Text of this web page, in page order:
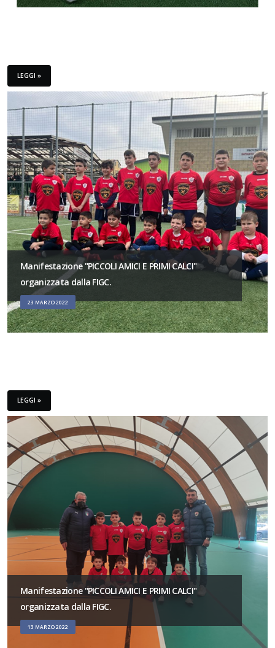
LEGGI »
Manifestazione "PICCOLI AMICI E PRIMI CALCI"
organizzata dalla FIGC.
23 MARZO 2022
LEGGI »
Manifestazione "PICCOLI AMICI E PRIMI CALCI"
organizzata dalla FIGC.
13 MARZO 2022